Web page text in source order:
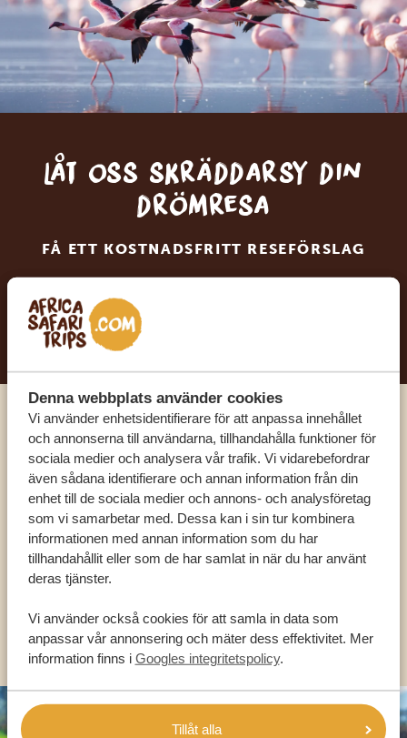
Denna webbplats använder cookies
Vi använder enhetsidentifierare för att anpassa innehållet
och annonserna till användarna, tillhandahålla funktioner för
sociala medier och analysera vår trafik. Vi vidarebefordrar
även sådana identifierare och annan information från din
enhet till de sociala medier och annons- och analysföretag
som vi samarbetar med. Dessa kan i sin tur kombinera
informationen med annan information som du har
tillhandahållit eller som de har samlat in när du har använt
deras tjänster.
Vi använder också cookies för att samla in data som
anpassar vår annonsering och mäter dess effektivitet. Mer
information finns i Googles integritetspolicy.
Tillåt alla
Låt oss skräddarsy din
drömresa
FÅ ETT KOSTNADSFRITT RESEFÖRSLAG
BÖRJA PLANERA DIN DRÖMRESA
Ring en av våra experter
VÅRA SPECIALISTER FINNS HÄR FÖR ATT
HJÄLPA DIG
OLIKA LÄNDER